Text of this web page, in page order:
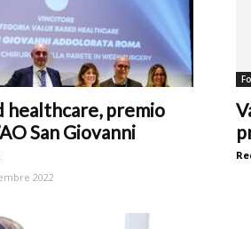
healthcare, premio
San Giovanni
2022